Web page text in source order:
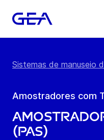
Sistemas de manuseio
Amostradores com
Amostrador
(PAS)